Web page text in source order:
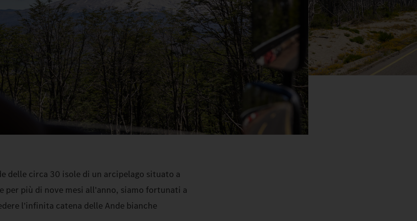
delle circa 30 isole di un arcipelago situato a
per più di nove mesi all'anno, siamo fortunati a
l'infinita catena delle Ande bianche